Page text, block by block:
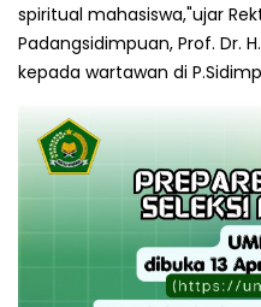
spiritual mahasiswa,"ujar
Padangsidimpuan, Prof. Dr.
kepada wartawan di